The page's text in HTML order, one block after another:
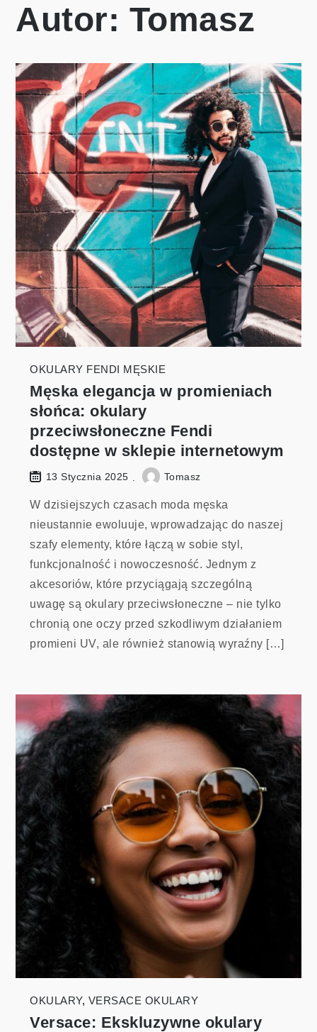
Autor: Tomasz
OKULARY FENDI MĘSKIE
Męska elegancja w promieniach
słońca: okulary
przeciwsłoneczne Fendi
dostępne w sklepie internetowym
13 Stycznia 2025 Tomasz
W dzisiejszych czasach moda męska
nieustannie ewoluuje, wprowadzając do naszej
szafy elementy, które łączą w sobie styl,
funkcjonalność i nowoczesność. Jednym z
akcesoriów, które przyciągają szczególną
uwagę są okulary przeciwsłoneczne – nie tylko
chronią one oczy przed szkodliwym działaniem
promieni UV, ale również stanowią wyraźny […]
OKULARY, VERSACE OKULARY
Versace: Ekskluzywne okulary